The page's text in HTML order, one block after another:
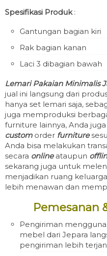
Spesifikasi Produk:
Gantungan bagian kiri
Rak bagian kanan
Laci 3 dibagian bawah
Lemari Pakaian Minimalis
jual ini langsung dari
hanya set lemari saja,
juga memproduksi
furniture lainnya, Anda juga
customorder furniture
Anda bisa melakukan
secara onlineataupun
sekarang juga untuk
menjadikan ruang
lebih menawan dan
Pemesanan
Pengiriman
mebel dari Jepara
pengiriman lebih